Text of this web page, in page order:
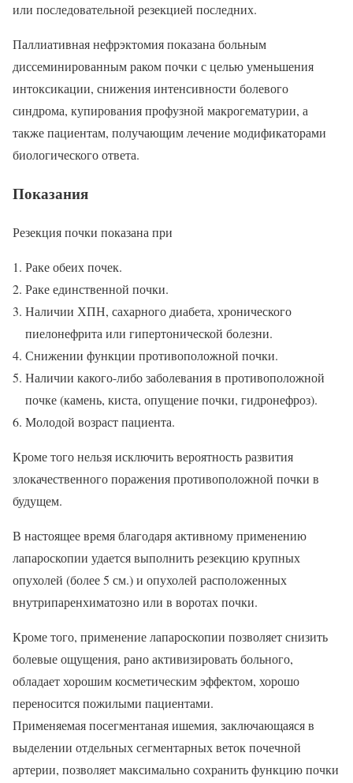
или последовательной резекцией последних.
Паллиативная нефрэктомия показана больным
диссеминированным раком почки с целью уменьшения
интоксикации, снижения интенсивности болевого
синдрома, купирования профузной макрогематурии, а
также пациентам, получающим лечение модификаторами
биологического ответа.
Показания
Резекция почки показана при
Раке обеих почек.
Раке единственной почки.
Наличии ХПН, сахарного диабета, хронического
пиелонефрита или гипертонической болезни.
Снижении функции противоположной почки.
Наличии какого-либо заболевания в противоположной
почке (камень, киста, опущение почки, гидронефроз).
Молодой возраст пациента.
Кроме того нельзя исключить вероятность развития
злокачественного поражения противоположной почки в
будущем.
В настоящее время благодаря активному применению
лапароскопии удается выполнить резекцию крупных
опухолей (более 5 см.) и опухолей расположенных
внутрипаренхиматозно или в воротах почки.
Кроме того, применение лапароскопии позволяет снизить
болевые ощущения, рано активизировать больного,
обладает хорошим косметическим эффектом, хорошо
переносится пожилыми пациентами.
Применяемая посегментаная ишемия, заключающаяся в
выделении отдельных сегментарных веток почечной
артерии, позволяет максимально сохранить функцию почки